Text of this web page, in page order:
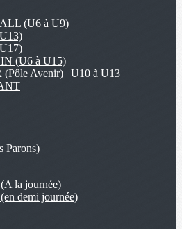
(U6 à U9)
(U6 à U15)
Avenir) | U10 à U13
Parons)
la journée)
demi journée)